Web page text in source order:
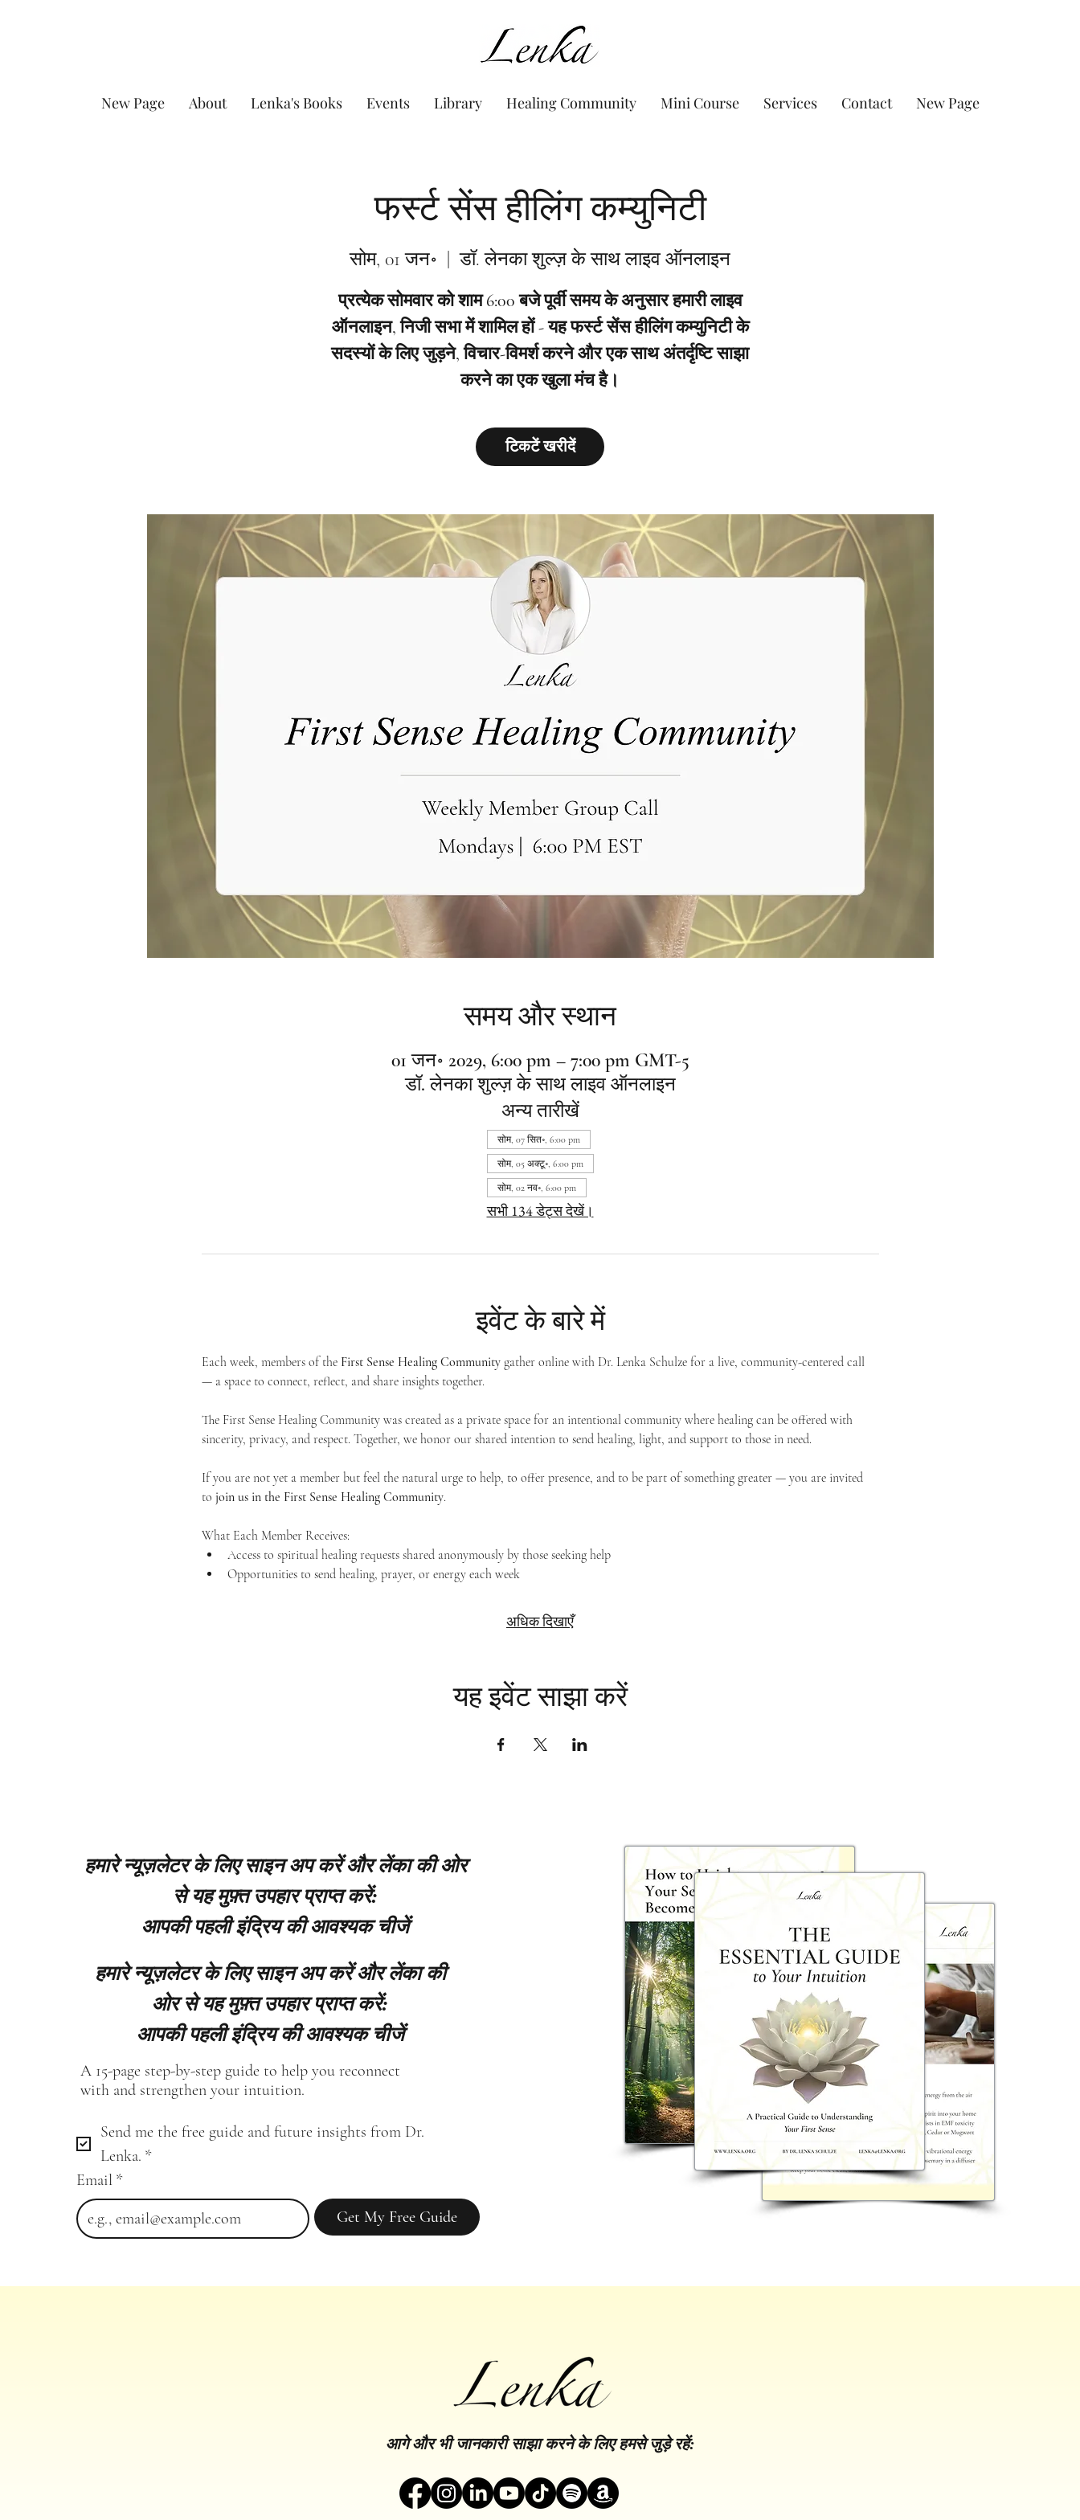
www.Lenka.org
New Page About Lenka's Books Events Library Healing Community Mini Course Services Contact New Page
फर्स्ट सेंस हीलिंग कम्युनिटी
सोम, 01 जन॰
  |
डॉ. लेनका शुल्ज़ के साथ लाइव ऑनलाइन
प्रत्येक सोमवार को शाम 6:00 बजे पूर्वी समय के अनुसार हमारी लाइव
ऑनलाइन, निजी सभा में शामिल हों - यह फर्स्ट सेंस हीलिंग कम्युनिटी के
सदस्यों के लिए जुड़ने, विचार-विमर्श करने और एक साथ अंतर्दृष्टि साझा
करने का एक खुला मंच है।
टिकटें खरीदें
समय और स्थान
01 जन॰ 2029, 6:00 pm – 7:00 pm GMT-5
डॉ. लेनका शुल्ज़ के साथ लाइव ऑनलाइन
अन्य तारीखें
सोम, 07 सित॰, 6:00 pm
सोम, 05 अक्टू॰, 6:00 pm
सोम, 02 नव॰, 6:00 pm
सभी 134 डेट्स देखें।
इवेंट के बारे में
Each week, members of the First Sense Healing Community gather online with Dr. Lenka Schulze for a live, community-centered call
— a space to connect, reflect, and share insights together.
The First Sense Healing Community was created as a private space for an intentional community where healing can be offered with
sincerity, privacy, and respect. Together, we honor our shared intention to send healing, light, and support to those in need.
If you are not yet a member but feel the natural urge to help, to offer presence, and to be part of something greater — you are invited
to join us in the First Sense Healing Community.
What Each Member Receives:
Access to spiritual healing requests shared anonymously by those seeking help
Opportunities to send healing, prayer, or energy each week
अधिक दिखाएँ
यह इवेंट साझा करें
हमारे न्यूज़लेटर के लिए साइन अप करें और लेंका की ओर
से यह मुफ़्त उपहार प्राप्त करें:
आपकी पहली इंद्रिय की आवश्यक चीजें
हमारे न्यूज़लेटर के लिए साइन अप करें और लेंका की
ओर से यह मुफ़्त उपहार प्राप्त करें:
आपकी पहली इंद्रिय की आवश्यक चीजें
A 15-page step-by-step guide to help you reconnect
with and strengthen your intuition.
Send me the free guide and future insights from Dr.
Lenka. *
Email *
Get My Free Guide
आगे और भी जानकारी साझा करने के लिए हमसे जुड़े रहें: